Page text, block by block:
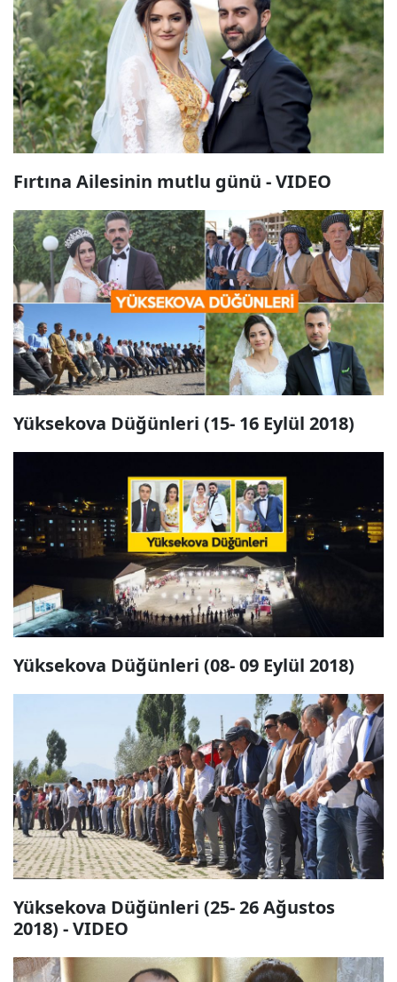
Fırtına Ailesinin mutlu günü - VIDEO
Yüksekova Düğünleri (15- 16 Eylül 2018)
Yüksekova Düğünleri (08- 09 Eylül 2018)
Yüksekova Düğünleri (25- 26 Ağustos
2018) - VIDEO